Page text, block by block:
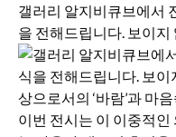
갤러리 알지비큐브에서
을 전해드립니다. 보이지